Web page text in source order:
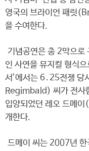
영국의 브라이언 패릿
을 수여한다.
기념공연은 총 2막으로
인 사연을 뮤지컬 형식
서’에서는 6․25전쟁
Regimbald) 씨가 전사
입양되었던 레오 드메
개한다.
드메이 씨는 2007년 한